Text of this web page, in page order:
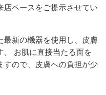
店ペースをご提示させてい
最新の機器を使用し、皮膚
。 お肌に直接当たる面を
すので、皮膚への負担が少